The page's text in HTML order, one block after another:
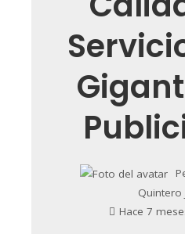
Quintero
Hace 7